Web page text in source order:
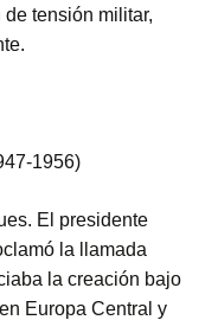
de tensión militar,
1956)
El presidente
la llamada
la creación bajo
Europa Central y